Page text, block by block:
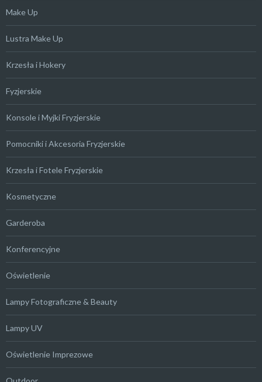
Make Up
Lustra Make Up
Krzesła i Hokery
Fyzjerskie
Konsole i Myjki Fryzjerskie
Pomocniki i Akcesoria Fryzjerskie
Krzesła i Fotele Fryzjerskie
Kosmetyczne
Garderoba
Konferencyjne
Oświetlenie
Lampy Fotograficzne & Beauty
Lampy UV
Oświetlenie Imprezowe